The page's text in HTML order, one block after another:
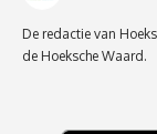
De redactie van
de Hoeksche Waard.